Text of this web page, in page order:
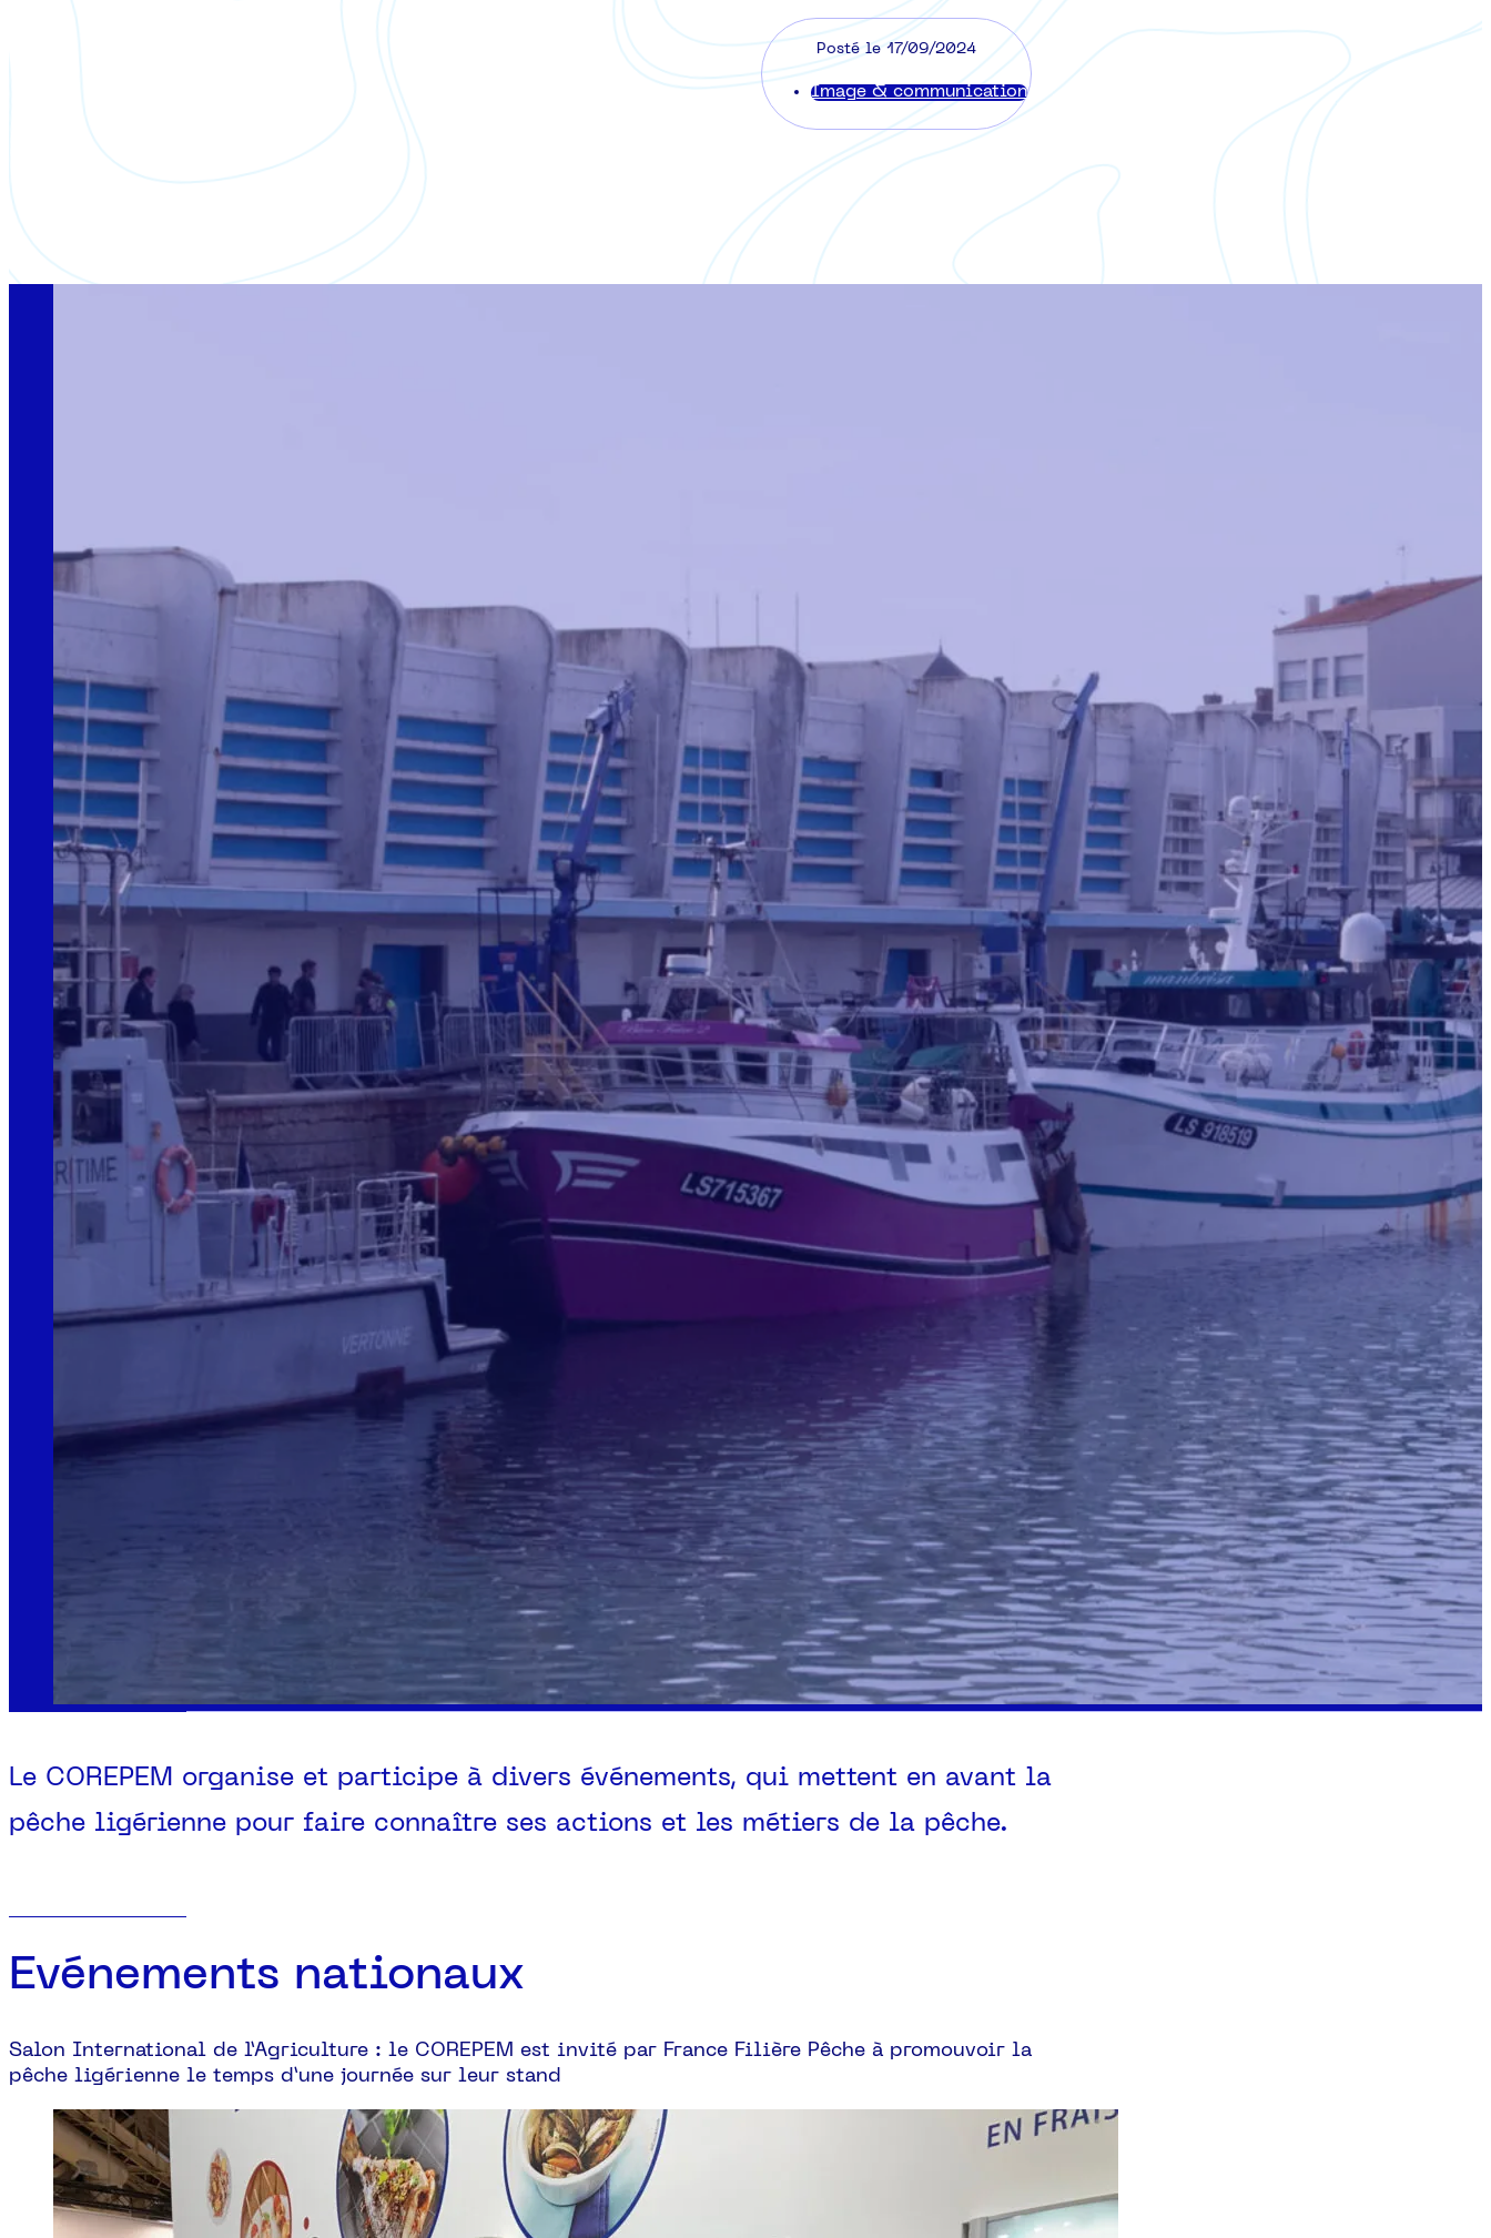
Posté le 17/09/2024
Image & communication
Le COREPEM organise et participe à divers événements, qui mettent en avant la
pêche ligérienne pour faire connaître ses actions et les métiers de la pêche.
Evénements nationaux
Salon International de l’Agriculture : le COREPEM est invité par France Filière Pêche à promouvoir la
pêche ligérienne le temps d’une journée sur leur stand